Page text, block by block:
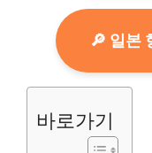
🔎 일본
바로가기